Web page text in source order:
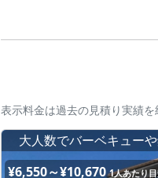
表示料金は過去の見積り実績
大人数でバーベキュー
¥6,550～¥10,670 1人あたり